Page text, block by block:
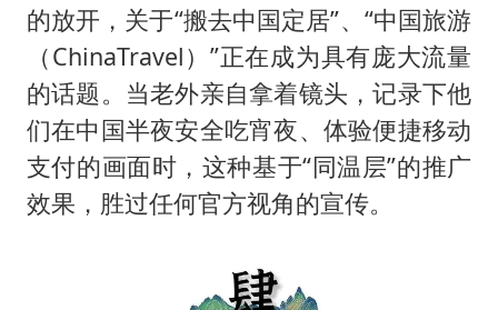
的放开，关于“搬去中国定居”、“中国旅游
（ChinaTravel）”正在成为具有庞大流量
的话题。当老外亲自拿着镜头，记录下他
们在中国半夜安全吃宵夜、体验便捷移动
支付的画面时，这种基于“同温层”的推广
效果，胜过任何官方视角的宣传。